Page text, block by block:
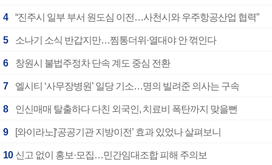
4 “진주시 일부 부서 원도심 이전…사천시와 우주항공산업 협력”
5 소나기 소식 반갑지만…찜통더위·열대야 안 꺾인다
6 창원시 불법주정차 단속 계도 중심 전환
7 엘시티 ‘사무장병원’ 일당 기소…명의 빌려준 의사는 구속
8 인신매매 탈출하다 다친 외국인, 치료비 폭탄까지 맞을뻔
9 [와이라노]‘공공기관 지방이전’ 효과 있었나 살펴보니
10 신고 없이 홍보·모집…민간임대조합 피해 주의보